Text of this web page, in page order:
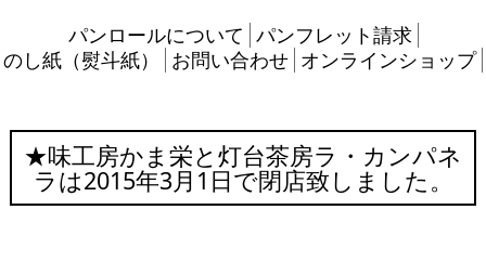
パンロールについて パンフレット請求
のし紙（熨斗紙）
お問い合わせ オンラインショップ
★味工房かま栄と灯台茶房ラ・カンパネ
ラは2015年3月1日で閉店致しました。